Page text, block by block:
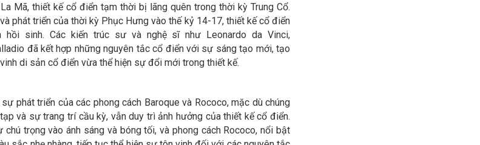
Mã, thiết kế cổ điển tạm thời bị lãng quên trong thời kỳ Trung Cổ.
phát triển của thời kỳ Phục Hưng vào thế kỷ 14-17, thiết kế cổ điển
sinh. Các kiến trúc sư và nghệ sĩ như Leonardo da Vinci,
đã kết hợp những nguyên tắc cổ điển với sự sáng tạo mới, tạo
di sản cổ điển vừa thể hiện sự đổi mới trong thiết kế.
phát triển của các phong cách Baroque và Rococo, mặc dù chúng
và sự trang trí cầu kỳ, vẫn duy trì ảnh hưởng của thiết kế cổ điển.
chú trọng vào ánh sáng và bóng tối, và phong cách Rococo, nổi bật